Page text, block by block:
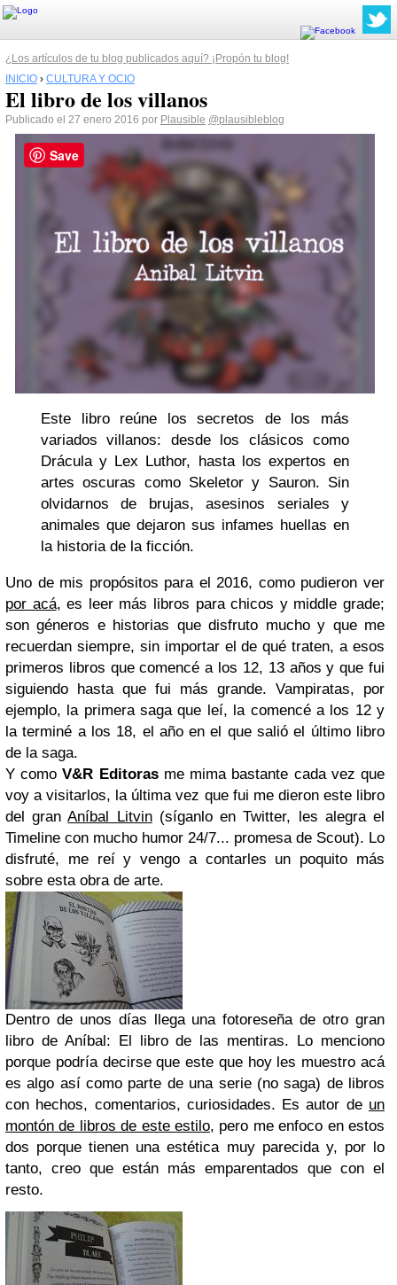
¿Los artículos de tu blog publicados aquí? ¡Propón tu blog!
INICIO › CULTURA Y OCIO
El libro de los villanos
Publicado el 27 enero 2016 por Plausible @plausibleblog
Este libro reúne los secretos de los más
variados villanos: desde los clásicos como
Drácula y Lex Luthor, hasta los expertos en
artes oscuras como Skeletor y Sauron. Sin
olvidarnos de brujas, asesinos seriales y
animales que dejaron sus infames huellas en
la historia de la ficción.
Uno de mis propósitos para el 2016, como pudieron ver
por acá, es leer más libros para chicos y middle grade;
son géneros e historias que disfruto mucho y que me
recuerdan siempre, sin importar el de qué traten, a esos
primeros libros que comencé a los 12, 13 años y que fui
siguiendo hasta que fui más grande. Vampiratas, por
ejemplo, la primera saga que leí, la comencé a los 12 y
la terminé a los 18, el año en el que salió el último libro
de la saga.
Y comoV&R Editoras me mima bastante cada vez que
voy a visitarlos, la última vez que fui me dieron este libro
del granAníbal Litvin(síganlo en Twitter, les alegra el
Timeline con mucho humor 24/7... promesa de Scout). Lo
disfruté, me reí y vengo a contarles un poquito más
sobre esta obra de arte.
Dentro de unos días llega una fotoreseña de otro gran
libro de Aníbal: El libro de las mentiras. Lo menciono
porque podría decirse que este que hoy les muestro acá
es algo así como parte de una serie (no saga) de libros
con hechos, comentarios, curiosidades. Es autor de un
montón de libros de este estilo, pero me enfoco en estos
dos porque tienen una estética muy parecida y, por lo
tanto, creo que están más emparentados que con el
resto.
Save